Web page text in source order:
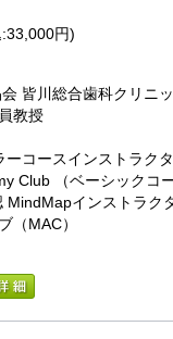
円)
会 皆川総合歯科クリニ
教授
ーコースインストラク
Club （ベーシックコ
MindMapインストラク
（MAC）